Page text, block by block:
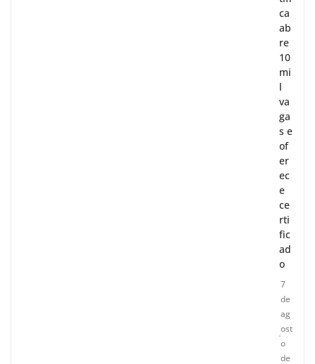
ca
ab
re
10
mi
l
va
ga
s e
of
er
ec
e
ce
rti
fic
ad
o
7
de
ag
ost
o
de